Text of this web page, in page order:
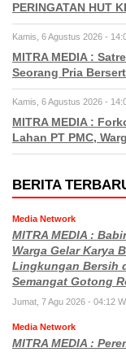
PERINGATAN HUT
Kamis, 6 Agustus 2026 -
MITRA MEDIA :
Seorang Pria
Kamis, 6 Agustus 2026 -
MITRA MEDIA :
Lahan PT PMC,
BERITA
Media Network
MITRA MEDIA :
Warga Gelar Karya
Lingkungan Bersih
Semangat Gotong
Jumat, 7 Agu 2026 - 04:12
Media Network
MITRA MEDIA :